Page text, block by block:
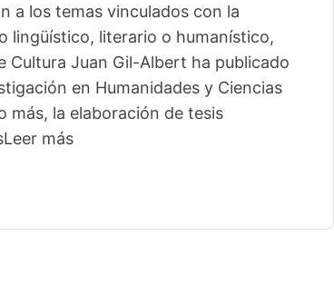
a los temas vinculados con la
lingüístico, literario o humanístico,
Juan Gil-Albert ha publicado
en Humanidades y Ciencias
más, la elaboración de tesis
Leer más